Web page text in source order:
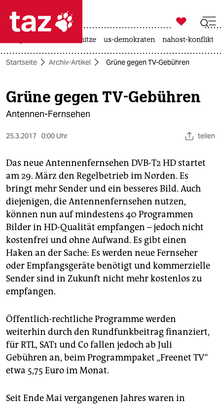
 taz zahl ich
taz zahl ich
themen
politik
öko
gesellschaft
kultur
sport
berlin
nord
wahrheit
verlag
veranstaltungen
shop
fragen & hilfe

taz zahl ich
hitze us-demokraten nahost-konflikt
Startseite Archiv-Artikel Grüne gegen TV-Gebühren
Grüne gegen TV-Gebühren
Antennen-Fernsehen
25.3.2017 0:00 Uhr teilen
Das neue Antennenfernsehen DVB-T2 HD startet
am 29. März den Regelbetrieb im Norden. Es
bringt mehr Sender und ein besseres Bild. Auch
diejenigen, die Antennenfernsehen nutzen,
können nun auf mindestens 40 Programmen
Bilder in HD-Qualität empfangen – jedoch nicht
kostenfrei und ohne Aufwand. Es gibt einen
Haken an der Sache: Es werden neue Fernseher
oder Empfangsgeräte benötigt und kommerzielle
Sender sind in Zukunft nicht mehr kostenlos zu
empfangen.
Öffentlich-rechtliche Programme werden
weiterhin durch den Rundfunkbeitrag finanziert,
für RTL, SAT1 und Co fallen jedoch ab Juli
Gebühren an, beim Programmpaket „Freenet TV“
etwa 5,75 Euro im Monat.
Seit Ende Mai vergangenen Jahres waren in